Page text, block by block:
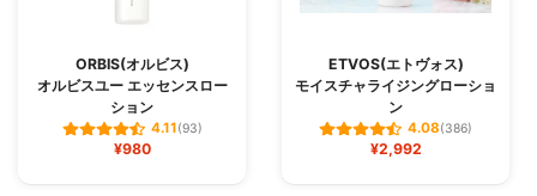
ORBIS(オルビス)
オルビスユー エッセンスロー
ション
4.11(93)
¥980
ETVOS(エトヴォス)
モイスチャライジングローショ
ン
4.08(386)
¥2,992